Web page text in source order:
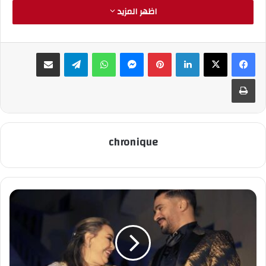
ويضيف ، الرئيس السابق لأسود الريف الحسيمي، أن هبوط الفريق
للهواة لم يكن مفاجأة بالنسبة له، لأن التسيير هاو وعشوائي، ما
مسترسلا أن كل ما يجري في الفريق العريق حاليا. من خيبات أمل
هو متوقع، والقادم أسوأ إن لم تعالج الاختلالات الكارثية، التي
يعيشها الفريق حاليا.
وناشد سمير، بالتدخل الفوري، لكل المسؤولين، وكل فعاليات
المجتمع المدني بمدينة الحسيمة، وكذا الغيورين على هذه
المدينة وعلى تاريخها الحافل على جميع المستويات، بالتدخل
الفوري، وعدم الوقوف مكتوفيي الأيدي، حتى لا يتفرجون في
القسم الشرفي. فيما اعتبر أن مسيري نادي الريف الحسيمي، لا
يرتقون لأن يوصفوا بالفاشلين، لأن من فشل لقد جاول، وهناك من
فشل واعترف، لكن هؤلاء، لم يحاولوا ولم يفعلوا شيئا، هم
مسيرون وهميون، ولا علاقة لأي منهم بكل القدم لا من قريب ولا
من بعيد، وليس لهم خبرة ولو قليلة بالتسيير. ويضيف سمير “إنهم
وهميون، لأنهم لم ينبثقوا عن جمع عام قانوني، إذ كان آخر جمع
اظهر المزيد
لينكدإن بينتيريست واتساب تيلقرام
طباعة
chronique